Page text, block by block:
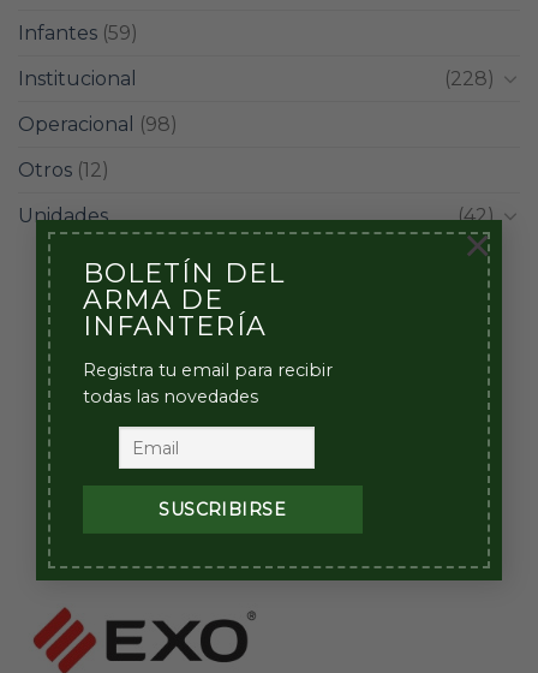
BOLETÍN DEL
ARMA DE
INFANTERÍA
Registra tu email para recibir
todas las novedades
×
Infantes (59)
Institucional
(228)
Operacional
(98)
Otros (12)
Unidades
(42)